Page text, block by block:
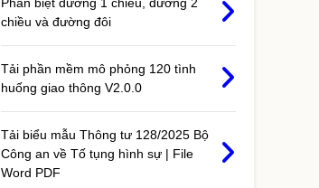
chiều và đường đôi
Tải phần mềm mô phỏng 120 tình
huống giao thông V2.0.0
Tải biểu mẫu Thông tư 128/2025 Bộ
Công an về Tố tụng hình sự | File
Word PDF